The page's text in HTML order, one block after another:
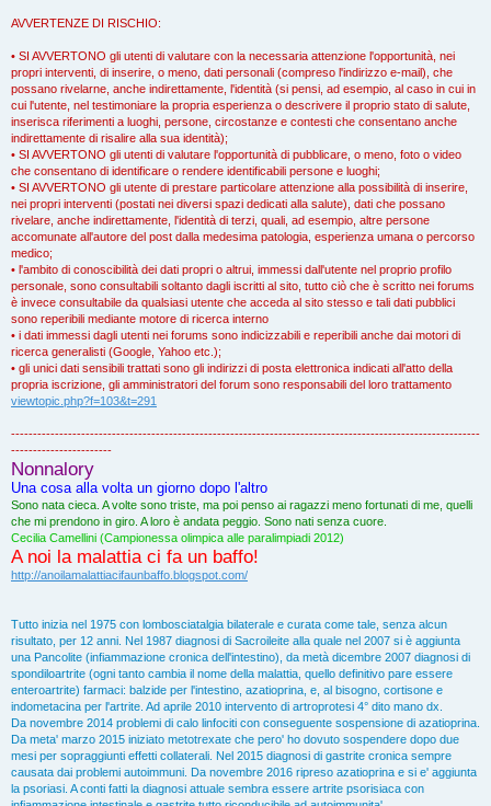
AVVERTENZE DI RISCHIO:
• SI AVVERTONO gli utenti di valutare con la necessaria attenzione l'opportunità, nei
propri interventi, di inserire, o meno, dati personali (compreso l'indirizzo e-mail), che
possano rivelarne, anche indirettamente, l'identità (si pensi, ad esempio, al caso in cui in
cui l'utente, nel testimoniare la propria esperienza o descrivere il proprio stato di salute,
inserisca riferimenti a luoghi, persone, circostanze e contesti che consentano anche
indirettamente di risalire alla sua identità);
• SI AVVERTONO gli utenti di valutare l'opportunità di pubblicare, o meno, foto o video
che consentano di identificare o rendere identificabili persone e luoghi;
• SI AVVERTONO gli utente di prestare particolare attenzione alla possibilità di inserire,
nei propri interventi (postati nei diversi spazi dedicati alla salute), dati che possano
rivelare, anche indirettamente, l'identità di terzi, quali, ad esempio, altre persone
accomunate all'autore del post dalla medesima patologia, esperienza umana o percorso
medico;
• l'ambito di conoscibilità dei dati propri o altrui, immessi dall'utente nel proprio profilo
personale, sono consultabili soltanto dagli iscritti al sito, tutto ciò che è scritto nei forums
è invece consultabile da qualsiasi utente che acceda al sito stesso e tali dati pubblici
sono reperibili mediante motore di ricerca interno
• i dati immessi dagli utenti nei forums sono indicizzabili e reperibili anche dai motori di
ricerca generalisti (Google, Yahoo etc.);
• gli unici dati sensibili trattati sono gli indirizzi di posta elettronica indicati all'atto della
propria iscrizione, gli amministratori del forum sono responsabili del loro trattamento
viewtopic.php?f=103&t=291
-----------------------------------------------------------------------------------------------------------
-----------------------
Nonnalory
Una cosa alla volta un giorno dopo l'altro
Sono nata cieca. A volte sono triste, ma poi penso ai ragazzi meno fortunati di me, quelli
che mi prendono in giro. A loro è andata peggio. Sono nati senza cuore.
Cecilia Camellini (Campionessa olimpica alle paralimpiadi 2012)
A noi la malattia ci fa un baffo!
http://anoilamalattiacifaunbaffo.blogspot.com/
Tutto inizia nel 1975 con lombosciatalgia bilaterale e curata come tale, senza alcun
risultato, per 12 anni. Nel 1987 diagnosi di Sacroileite alla quale nel 2007 si è aggiunta
una Pancolite (infiammazione cronica dell'intestino), da metà dicembre 2007 diagnosi di
spondiloartrite (ogni tanto cambia il nome della malattia, quello definitivo pare essere
enteroartrite) farmaci: balzide per l'intestino, azatioprina, e, al bisogno, cortisone e
indometacina per l'artrite. Ad aprile 2010 intervento di artroprotesi 4° dito mano dx.
Da novembre 2014 problemi di calo linfociti con conseguente sospensione di azatioprina.
Da meta' marzo 2015 iniziato metotrexate che pero' ho dovuto sospendere dopo due
mesi per sopraggiunti effetti collaterali. Nel 2015 diagnosi di gastrite cronica sempre
causata dai problemi autoimmuni. Da novembre 2016 ripreso azatioprina e si e' aggiunta
la psoriasi. A conti fatti la diagnosi attuale sembra essere artrite psorisiaca con